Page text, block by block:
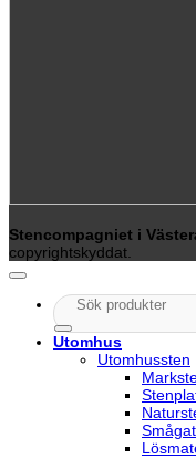
Stencompagniet i
copyrightskyddat.
Sök
efter:
Utomhus
Utomhussten